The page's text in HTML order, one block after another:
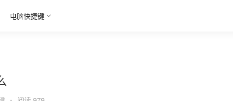
电脑快捷键